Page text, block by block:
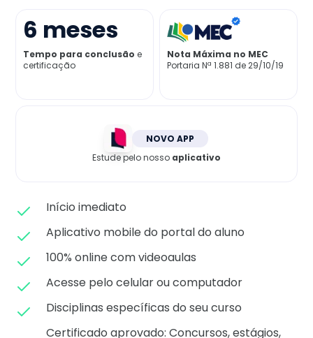
Matricule-se
6 meses
Tempo para conclusão e
certificação
Nota Máxima no MEC
Portaria Nª 1.881 de 29/10/19
NOVO APP
Estude pelo nosso aplicativo
Início imediato
Aplicativo mobile do portal do aluno
100% online com videoaulas
Acesse pelo celular ou computador
Disciplinas específicas do seu curso
Certificado aprovado: Concursos, estágios,